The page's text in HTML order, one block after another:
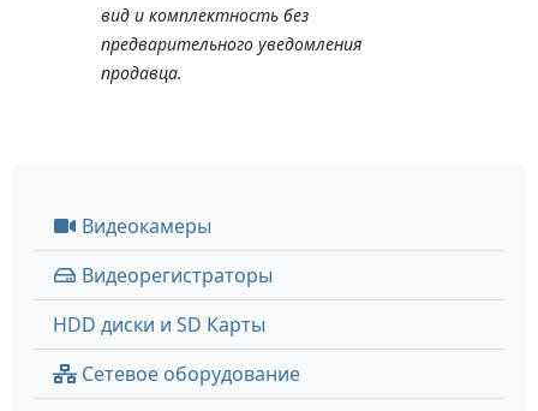
вид и комплектность без
предварительного уведомления
продавца.
Видеокамеры
Видеорегистраторы
HDD диски и SD Карты
Сетевое оборудование